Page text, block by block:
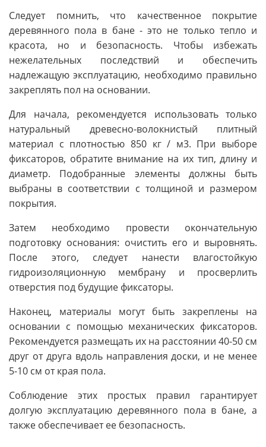
Следует помнить, что качественное покрытие
деревянного пола в бане - это не только тепло и
красота, но и безопасность. Чтобы избежать
нежелательных последствий и обеспечить
надлежащую эксплуатацию, необходимо правильно
закреплять пол на основании.
Для начала, рекомендуется использовать только
натуральный древесно-волокнистый плитный
материал с плотностью 850 кг / м3. При выборе
фиксаторов, обратите внимание на их тип, длину и
диаметр. Подобранные элементы должны быть
выбраны в соответствии с толщиной и размером
покрытия.
Затем необходимо провести окончательную
подготовку основания: очистить его и выровнять.
После этого, следует нанести влагостойкую
гидроизоляционную мембрану и просверлить
отверстия под будущие фиксаторы.
Наконец, материалы могут быть закреплены на
основании с помощью механических фиксаторов.
Рекомендуется размещать их на расстоянии 40-50 см
друг от друга вдоль направления доски, и не менее
5-10 см от края пола.
Соблюдение этих простых правил гарантирует
долгую эксплуатацию деревянного пола в бане, а
также обеспечивает ее безопасность.